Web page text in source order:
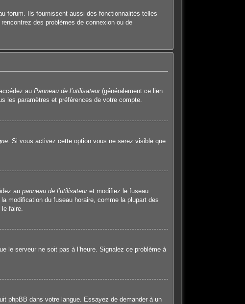
forum. Ils fournissent aussi des fonctionnalités telles
des problèmes de connexion ou de
au Panneau de l’utilisateur(généralement ce lien
les paramètres et préférences de votre compte.
. Si vous activez cette option vous ne serez visible que
au panneau de l’utilisateuret modifiez le fuseau
modification du fuseau horaire, comme la plupart des
faire.
le serveur ne soit pas à l’heure. Signalez ce problème à
phpBB dans votre langue. Essayez de demander à un